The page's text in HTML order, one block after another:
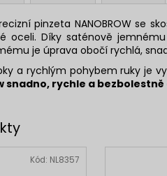
pinzeta NANOBROW se
oceli. Díky saténově
je úprava obočí rychlá,
a rychlým pohybem ruky je
snadno, rychle a
Kód: NL8357